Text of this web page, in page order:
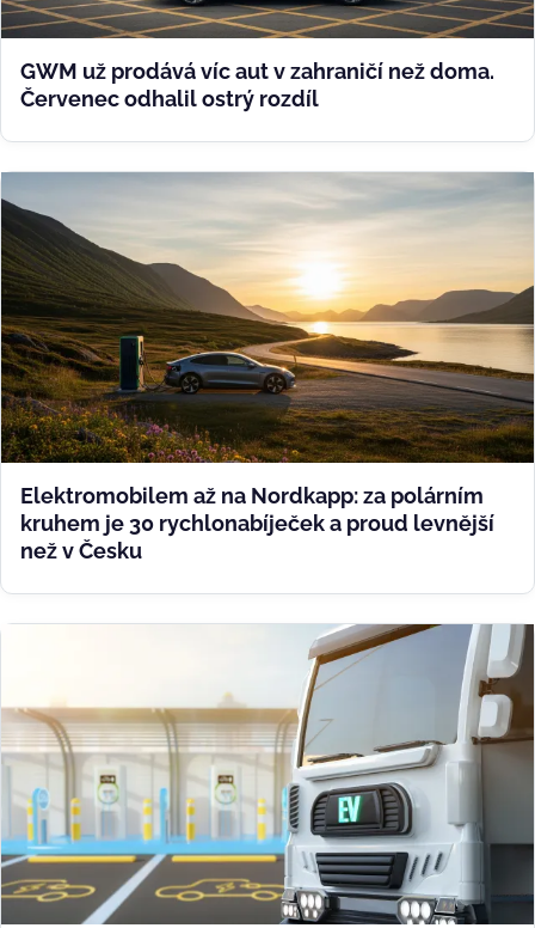
GWM už prodává víc aut v zahraničí než doma.
Červenec odhalil ostrý rozdíl
Elektromobilem až na Nordkapp: za polárním
kruhem je 30 rychlonabíječek a proud levnější
než v Česku